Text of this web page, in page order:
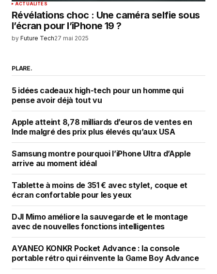
ACTUALITÉS
Révélations choc : Une caméra selfie sous
l’écran pour l’iPhone 19 ?
by Future Tech27 mai 2025
PLARE.
5 idées cadeaux high-tech pour un homme qui
pense avoir déjà tout vu
Apple atteint 8,78 milliards d’euros de ventes en
Inde malgré des prix plus élevés qu’aux USA
Samsung montre pourquoi l’iPhone Ultra d’Apple
arrive au moment idéal
Tablette à moins de 351 € avec stylet, coque et
écran confortable pour les yeux
DJI Mimo améliore la sauvegarde et le montage
avec de nouvelles fonctions intelligentes
AYANEO KONKR Pocket Advance : la console
portable rétro qui réinvente la Game Boy Advance